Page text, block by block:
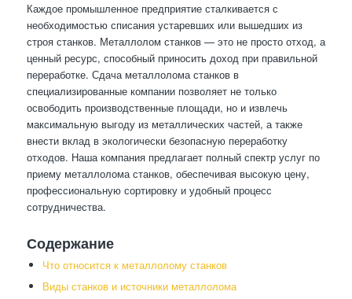
Каждое промышленное предприятие сталкивается с
необходимостью списания устаревших или вышедших из
строя станков. Металлолом станков — это не просто отход, а
ценный ресурс, способный приносить доход при правильной
переработке. Сдача металлолома станков в
специализированные компании позволяет не только
освободить производственные площади, но и извлечь
максимальную выгоду из металлических частей, а также
внести вклад в экологически безопасную переработку
отходов. Наша компания предлагает полный спектр услуг по
приему металлолома станков, обеспечивая высокую цену,
профессиональную сортировку и удобный процесс
сотрудничества.
Содержание
Что относится к металлолому станков
Виды станков и источники металлолома